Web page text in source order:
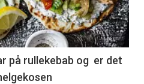
på rullekebab og er det